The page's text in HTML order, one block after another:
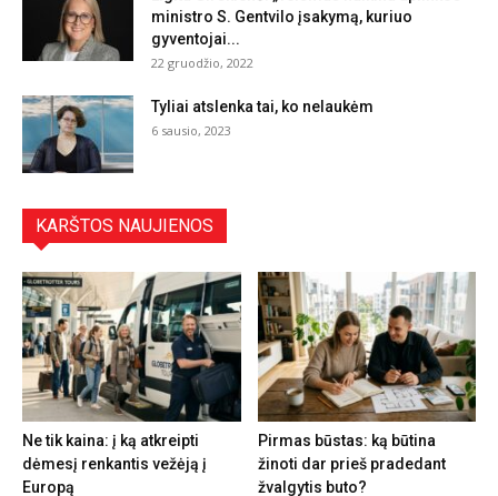
ministro S. Gentvilo įsakymą, kuriuo
gyventojai...
22 gruodžio, 2022
Tyliai atslenka tai, ko nelaukėm
6 sausio, 2023
KARŠTOS NAUJIENOS
Ne tik kaina: į ką atkreipti
dėmesį renkantis vežėją į
Europą
Pirmas būstas: ką būtina
žinoti dar prieš pradedant
žvalgytis buto?